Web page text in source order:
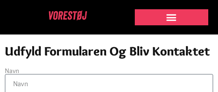
Kontakt
Udfyld Formularen Og Bliv Kontaktet
Navn